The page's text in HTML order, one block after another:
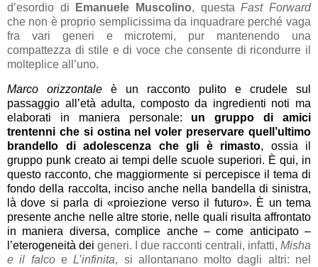
d’esordio di
Emanuele Muscolino, questaFast Forward
che non è proprio semplicissima da inquadrare perché vaga
fra vari generi e microtemi, pur mantenendo una
compattezza di stile e di voce che consente di ricondurre il
molteplice all’uno.
Marco orizzontale è un racconto pulito e crudele sul
passaggio all’età adulta, composto da ingredienti noti ma
elaborati in maniera personale: un gruppo di amici
trentenni che si ostina nel voler preservare quell’ultimo
brandello di adolescenza che gli è rimasto, ossia il
gruppo punk creato ai tempi delle scuole superiori. È qui, in
questo racconto, che maggiormente si percepisce il tema di
fondo della raccolta, inciso anche nella bandella di sinistra,
là dove si parla di «proiezione verso il futuro». È un tema
presente anche nelle altre storie, nelle quali risulta affrontato
in maniera diversa, complice anche – come anticipato –
l’eterogeneità dei generi. I due racconti centrali, infatti, Misha
e il falco eL’infinita, si allontanano molto dagli altri: nel